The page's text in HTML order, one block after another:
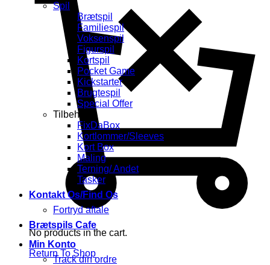
No products in the cart.
Return To Shop
Spil
Brætspil
Familiespil
Voksenspil
Figurspil
Kortspil
Pocket Game
Kickstarter
Brugtespil
Special Offer
Tilbehør
FixDaBox
Kortlommer/Sleeves
Kort Box
Maling
Terning/ Andet
Tasker
Kontakt Os/Find Os
Fortryd aftale
Brætspils Cafe
Min Konto
Track din ordre